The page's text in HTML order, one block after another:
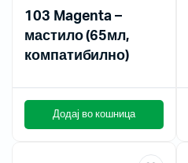
103 Magenta –
мастило (65мл,
компатибилно)
Додај во кошница